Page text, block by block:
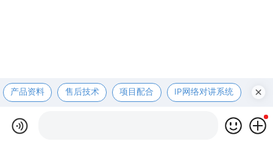
产品资料 售后技术 项目配合 IP网络对讲系统 医